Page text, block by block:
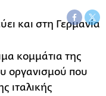
κομμάτια της
οργανισμού που
ιταλικής